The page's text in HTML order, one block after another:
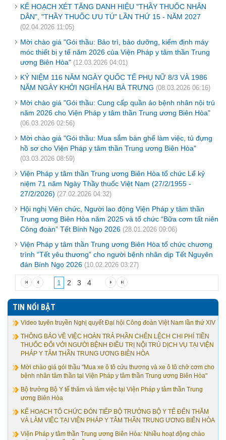
KẾ HOẠCH XÉT TẶNG DANH HIỆU "THẦY THUỐC NHÂN
DÂN", "THẦY THUỐC ƯU TÚ" LẦN THỨ 15 - NĂM 2027
(02.04.2026 11:05)
Mời chào giá "Gói thầu: Bảo trì, bảo dưỡng, kiểm định máy
móc thiết bị y tế năm 2026 của Viện Pháp y tâm thần Trung
ương Biên Hòa" (12.03.2026 04:01)
KỶ NIỆM 116 NĂM NGÀY QUỐC TẾ PHỤ NỮ 8/3 VÀ 1986
NĂM NGÀY KHỞI NGHĨA HAI BÀ TRƯNG (08.03.2026 06:16)
Mời chào giá "Gói thầu: Cung cấp quần áo bệnh nhân nội trú
năm 2026 cho Viện Pháp y tâm thần Trung ương Biên Hòa"
(06.03.2026 02:56)
Mời chào giá "Gói thầu: Mua sắm bàn ghế làm việc, tủ đựng
hồ sơ cho Viện Pháp y tâm thần Trung ương Biên Hòa"
(03.03.2026 08:59)
Viện Pháp y tâm thần Trung ương Biên Hòa tổ chức Lể kỷ
niệm 71 năm Ngày Thầy thuốc Việt Nam (27/2/1955 -
27/2/2026) (27.02.2026 04:32)
Hội nghị Viên chức, Người lao động Viện Pháp y tâm thần
Trung ương Biên Hòa năm 2025 và tổ chức “Bữa cơm tất niên
Công đoàn” Tết Bính Ngọ 2026 (28.01.2026 09:06)
Viện Pháp y tâm thần Trung ương Biên Hòa tổ chức chương
trình “Tết yêu thương” cho người bệnh nhân dịp Tết Nguyên
đán Bính Ngọ 2026 (10.02.2026 03:27)
1 2 3 4
TIN NỔI BẬT
Video tuyên truyền Nghị quyết Đại hội Công đoàn Việt Nam lần thứ XIV
THÔNG BÁO VỀ VIỆC HOÀN TRẢ PHẦN CHÊN LỆCH CHI PHÍ TIỀN
THUỐC ĐỐI VỚI NGƯỜI BỆNH ĐIỀU TRỊ NỘI TRÚ DỊCH VỤ TẠI VIỆN
PHÁP Y TÂM THẦN TRUNG ƯƠNG BIÊN HÒA
Mời chào giá gói thầu "Mua xe ô tô cứu thương và xe ô tô chở cơm cho
bệnh nhân tâm thần tại Viện Pháp y tâm thần Trung ương Biên Hòa"
Bộ trưởng Bộ Y tế thăm và làm việc tại Viện Pháp y tâm thần Trung
ương Biên Hòa
KẾ HOẠCH TỔ CHỨC ĐÓN TIẾP BỘ TRƯỞNG BỘ Y TẾ ĐẾN THĂM
VÀ LÀM VIỆC TẠI VIỆN PHÁP Y TÂM THẦN TRUNG ƯƠNG BIÊN HÒA
Viện Pháp y tâm thần Trung ương Biên Hòa: Nhiều hoạt động chào